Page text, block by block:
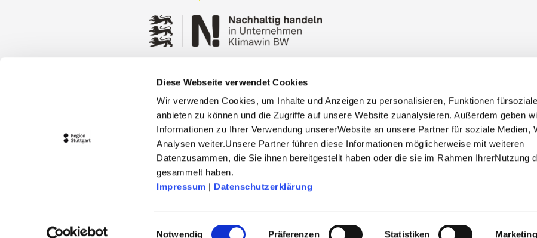
Diese Webseite verwendet Cookies
Wir verwenden Cookies, um Inhalte und Anzeigen zu personalisieren, Funktionen
anbieten zu können und die Zugriffe auf unsere Website zuanalysieren. Außerdem geben
Informationen zu Ihrer Verwendung unsererWebsite an unsere Partner für soziale Medien,
Analysen weiter.Unsere Partner führen diese Informationen möglicherweise mit weiteren
Datenzusammen, die Sie ihnen bereitgestellt haben oder die sie im Rahmen IhrerNutzung
gesammelt haben.
Impressum | Datenschutzerklärung
Einwilligungsauswahl
Notwendig Präferenzen Statistiken Marketing
Stuttgart Convention Bureau
Privacy policy
Contact Cookies Masthead
© 2026 Stuttgart-Marketing GmbH, info@stuttgart-tourist.de
stuttgart-tourist.de and www.erlebnisregion-stuttgart.de are the official websites of the
capital Stuttgart and the Regio Stuttgart Marketing- und Tourismus GmbH.